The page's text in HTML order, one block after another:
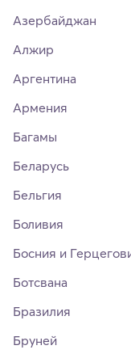
Азербайджан
Алжир
Аргентина
Армения
Багамы
Беларусь
Бельгия
Боливия
Босния и
Ботсвана
Бразилия
Бруней